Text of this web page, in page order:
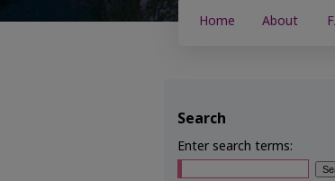
Home About
Search
Enter search terms: